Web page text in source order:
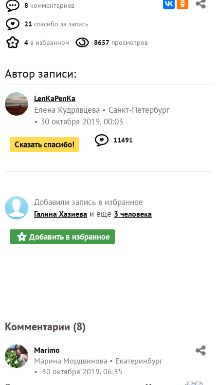
8 комментариев
21 спасибо за запись
4 в избранном 8657 просмотров
Автор записи:
LenKaPenKa
Елена Кудрявцева
Санкт-Петербург
30 октября 2019, 00:03
Сказать спасибо! 11491
Добавили запись в избранное
Галина Хазиева и еще 3 человека
Добавить в избранное
Комментарии (8)
Marimo
Марина Мордвинова
Екатеринбург
30 октября 2019, 06:35